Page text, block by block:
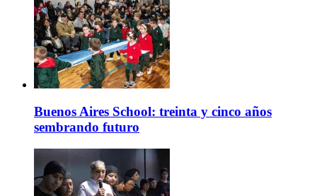
Buenos Aires School: treinta y cinco años
sembrando futuro